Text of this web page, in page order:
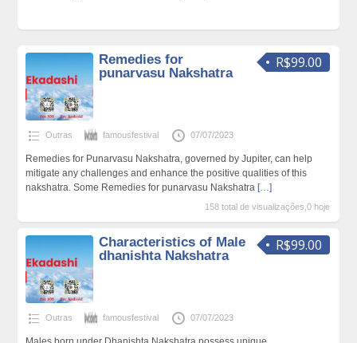
R$99.00
Remedies for
punarvasu Nakshatra
Outras famousfestival 07/07/2023
Remedies for Punarvasu Nakshatra, governed by Jupiter, can help
mitigate any challenges and enhance the positive qualities of this
nakshatra. Some Remedies for punarvasu Nakshatra […]
158 total de visualizações,0 hoje
R$99.00
Characteristics of Male
dhanishta Nakshatra
Outras famousfestival 07/07/2023